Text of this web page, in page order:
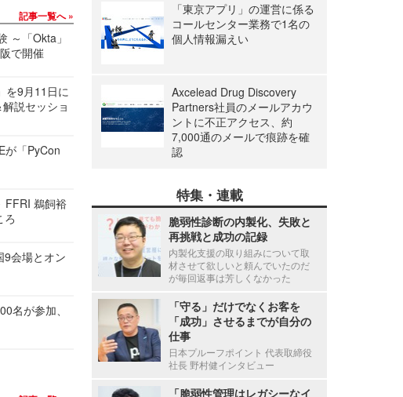
記事一覧へ
～「Okta」
で開催
を9月11日に
説セッショ
が「PyCon
FFRI 鵜飼裕
ろ
9会場とオン
名が参加、
「東京アプリ」の運営に係る
コールセンター業務で1名の
個人情報漏えい
Axcelead Drug Discovery
Partners社員のメールアカウ
ントに不正アクセス、約
7,000通のメールで痕跡を確
認
特集・連載
脆弱性診断の内製化、失敗と
再挑戦と成功の記録
内製化支援の取り組みについて取
材させて欲しいと頼んでいたのだ
が毎回返事は芳しくなかった
「守る」だけでなくお客を
「成功」させるまでが自分の
仕事
日本プルーフポイント 代表取締役
社長 野村健インタビュー
「脆弱性管理はレガシーなイ